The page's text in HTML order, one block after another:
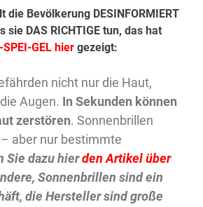
die Bevölkerung DESINFORMIERT
sie DAS RICHTIGE tun, das hat
SPEI-GEL hier gezeigt:
nicht nur die Haut,
Augen. In Sekunden können
zerstören. Sonnenbrillen
aber nur bestimmte
Sie dazu hierden Artikel über
Sonnenbrillen sind ein
die Hersteller sind große